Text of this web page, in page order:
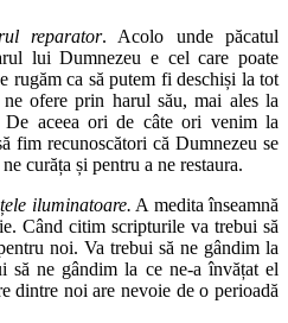
reparator. Acolo unde păcatul
lui Dumnezeu e cel care poate
rugăm ca să putem fi deschiși la tot
ofere prin harul său, mai ales la
De aceea ori de câte ori venim la
fim recunoscători că Dumnezeu se
curăța și pentru a ne restaura.
iluminatoare. A medita înseamnă
Când citim scripturile va trebui să
noi. Va trebui să ne gândim la
să ne gândim la ce ne-a învățat el
dintre noi are nevoie de o perioadă